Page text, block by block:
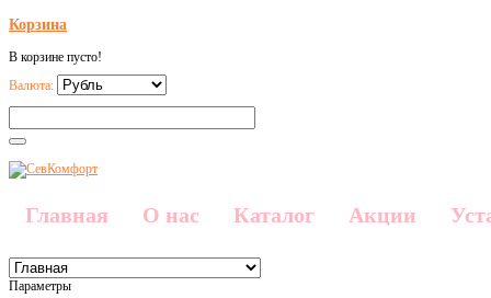
Корзина
В корзине пусто!
Валюта:
Главная О нас Каталог Акции
Параметры